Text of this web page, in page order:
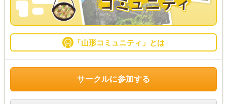
「山形コミュニティ」とは
サークルに参加する